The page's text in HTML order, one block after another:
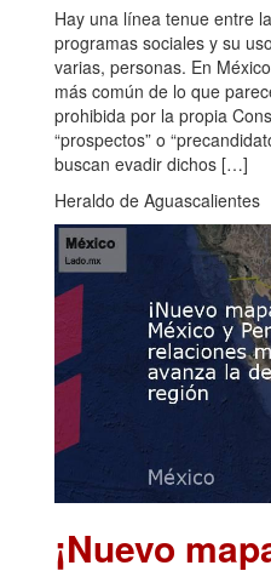
Hay una línea tenue entre
programas sociales y su
varias, personas. En
más común de lo que
prohibida por la propia
“prospectos” o
buscan evadir dichos […]
Heraldo de Aguascalientes
¡Nuevo